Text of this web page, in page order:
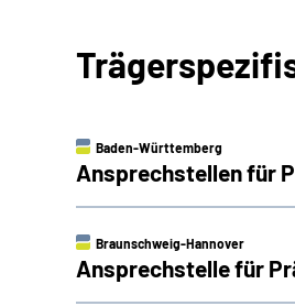
Baden-Württemberg
Ansprechstellen für
Braunschweig-Hannover
Ansprechstelle für